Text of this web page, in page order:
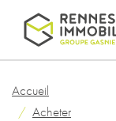
Accueil
Acheter